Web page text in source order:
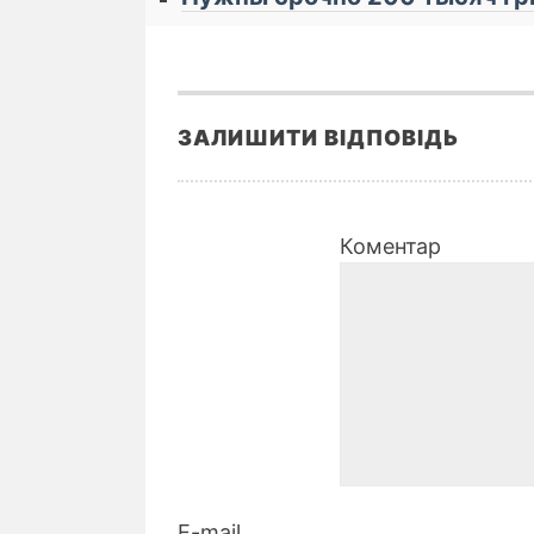
ЗАЛИШИТИ ВІДПОВІДЬ
Коментар